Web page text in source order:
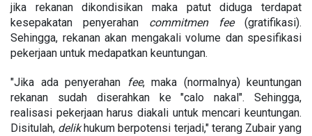
jika rekanan dikondisikan maka patut diduga terdapat
kesepakatan penyerahan commitmen fee(gratifikasi).
Sehingga, rekanan akan mengakali volume dan spesifikasi
pekerjaan untuk medapatkan keuntungan.
"Jika ada penyerahan fee, maka (normalnya) keuntungan
rekanan sudah diserahkan ke "calo nakal". Sehingga,
realisasi pekerjaan harus diakali untuk mencari keuntungan.
Disitulah, delikhukum berpotensi terjadi," terang Zubair yang